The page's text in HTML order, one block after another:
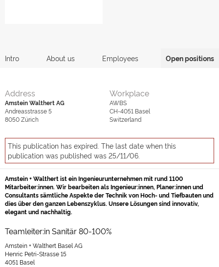
Intro About us Employees Open positions
Address
Amstein Walthert AG
Andreasstrasse 5
8050Zürich
Workplace
AWBS
CH-4051 Basel
Switzerland
This publication has expired. The last date when this
publication was published was 25/11/06.
Amstein + Walthert ist ein Ingenieurunternehmen mit rund 1100
Mitarbeiter:innen. Wir bearbeiten als Ingenieur:innen, Planer:innen und
Consultants sämtliche Aspekte der Technik von Hoch- und Tiefbauten und
dies über den ganzen Lebenszyklus. Unsere Lösungen sind innovativ,
elegant und nachhaltig.
Teamleiter:in Sanitär 80-100%
Amstein + Walthert Basel AG
Henric Petri-Strasse 15
4051 Basel